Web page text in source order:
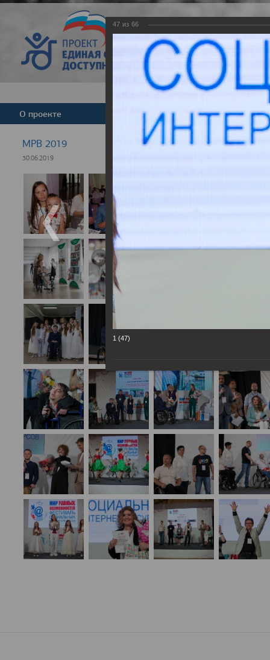
Версия для
О проекте Команда Новости
МРВ 2019
30.06.2019
47 из 66
1 (47)